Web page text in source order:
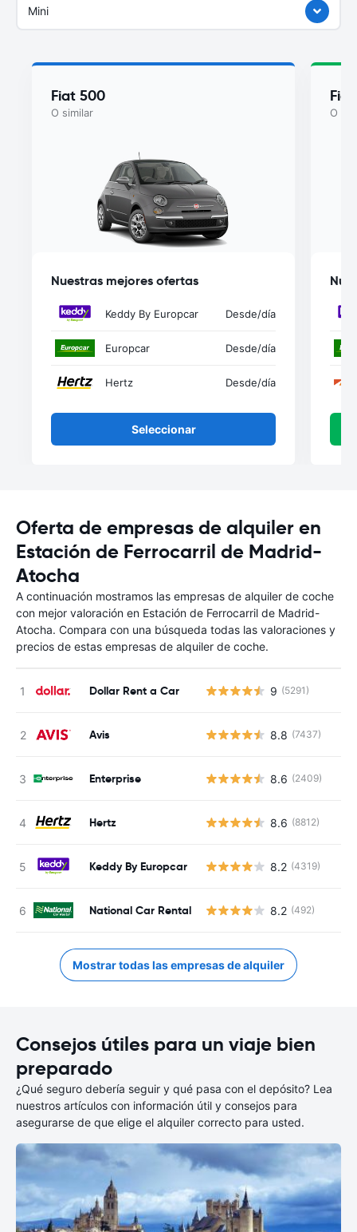
Mini
Fiat 500
O similar
Nuestras mejores ofertas
Keddy By Europcar Desde/día
Europcar Desde/día
Hertz Desde/día
Seleccionar
O
Oferta de empresas de alquiler en
Estación de Ferrocarril de Madrid-
Atocha
A continuación mostramos las empresas de alquiler de coche
con mejor valoración en Estación de Ferrocarril de Madrid-
Atocha. Compara con una búsqueda todas las valoraciones y
precios de estas empresas de alquiler de coche.
Dollar Rent a Car 9 (5291)
Avis 8.8 (7437)
Enterprise 8.6 (2409)
Hertz 8.6 (8812)
Keddy By Europcar 8.2 (4319)
National Car Rental 8.2 (492)
Mostrar todas las empresas de alquiler
Consejos útiles para un viaje bien
preparado
¿Qué seguro debería seguir y qué pasa con el depósito? Lea
nuestros artículos con información útil y consejos para
asegurarse de que elige el alquiler correcto para usted.